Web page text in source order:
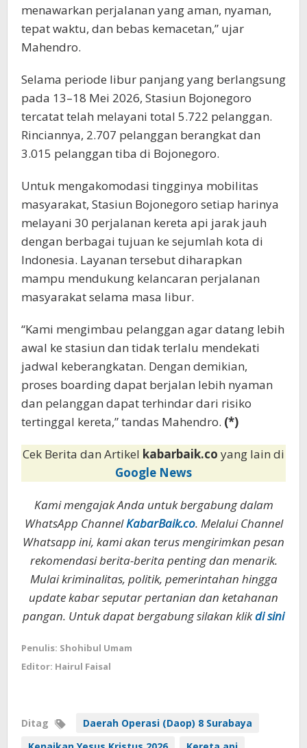
menawarkan perjalanan yang aman, nyaman,
tepat waktu, dan bebas kemacetan,” ujar
Mahendro.
Selama periode libur panjang yang berlangsung
pada 13–18 Mei 2026, Stasiun Bojonegoro
tercatat telah melayani total 5.722 pelanggan.
Rinciannya, 2.707 pelanggan berangkat dan
3.015 pelanggan tiba di Bojonegoro.
Untuk mengakomodasi tingginya mobilitas
masyarakat, Stasiun Bojonegoro setiap harinya
melayani 30 perjalanan kereta api jarak jauh
dengan berbagai tujuan ke sejumlah kota di
Indonesia. Layanan tersebut diharapkan
mampu mendukung kelancaran perjalanan
masyarakat selama masa libur.
“Kami mengimbau pelanggan agar datang lebih
awal ke stasiun dan tidak terlalu mendekati
jadwal keberangkatan. Dengan demikian,
proses boarding dapat berjalan lebih nyaman
dan pelanggan dapat terhindar dari risiko
tertinggal kereta,” tandas Mahendro. (*)
Cek Berita dan Artikel kabarbaik.co yang lain di
Google News
Kami mengajak Anda untuk bergabung dalam
WhatsApp ChannelKabarBaik.co. Melalui Channel
Whatsapp ini, kami akan terus mengirimkan pesan
rekomendasi berita-berita penting dan menarik.
Mulai kriminalitas, politik, pemerintahan hingga
update kabar seputar pertanian dan ketahanan
pangan. Untuk dapat bergabung silakan klikdi sini
Penulis: Shohibul Umam
Editor: Hairul Faisal
Ditag
Daerah Operasi (Daop) 8 Surabaya